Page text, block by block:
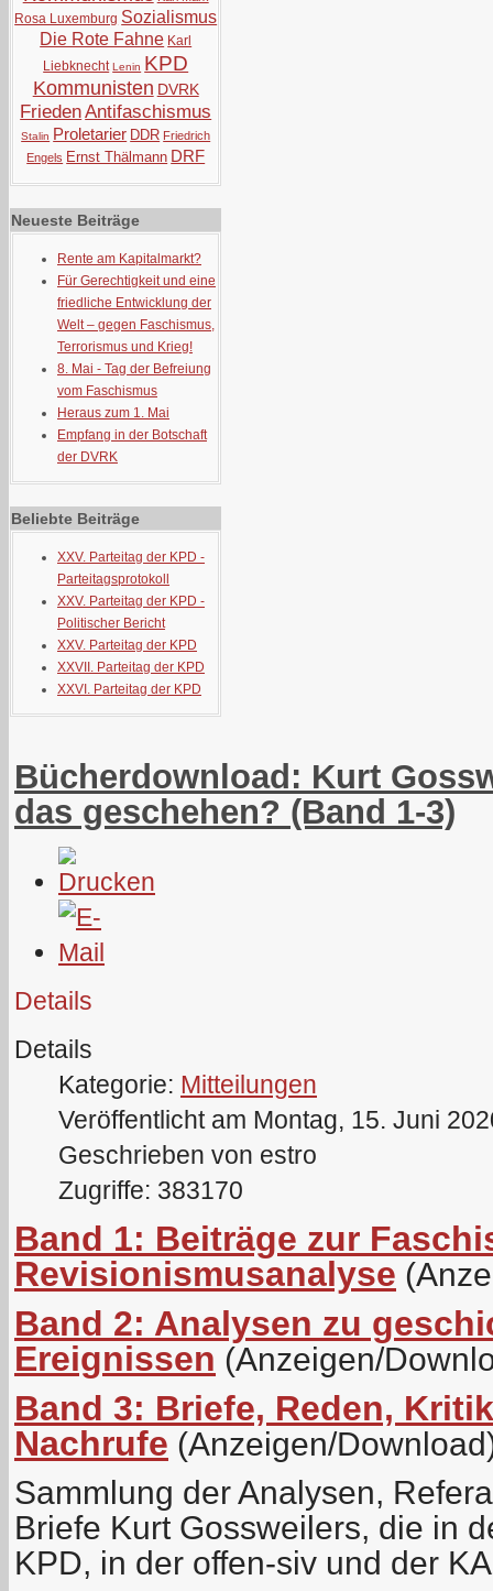
Rosa Luxemburg Sozialismus
Die Rote Fahne Karl
Liebknecht Lenin KPD
Kommunisten DVRK
FriedenAntifaschismus
Stalin Proletarier DDR Friedrich
Engels Ernst Thälmann DRF
Neueste Beiträge
Rente am Kapitalmarkt?
Für Gerechtigkeit und eine
friedliche Entwicklung der
Welt – gegen Faschismus,
Terrorismus und Krieg!
8. Mai - Tag der Befreiung
vom Faschismus
Heraus zum 1. Mai
Empfang in der Botschaft
der DVRK
Beliebte Beiträge
XXV. Parteitag der KPD -
Parteitagsprotokoll
XXV. Parteitag der KPD -
Politischer Bericht
XXV. Parteitag der KPD
XXVII. Parteitag der KPD
XXVI. Parteitag der KPD
Bücherdownload: Kurt
das geschehen? (Band 1-3)
Details
Details
Kategorie: Mitteilungen
Veröffentlicht am Montag, 15. Juni
Geschrieben von estro
Zugriffe: 383170
Band 1: Beiträge zur
Revisionismusanalyse
Band 2: Analysen zu
Ereignissen (Anzeigen/
Band 3: Briefe, Reden,
Nachrufe (Anzeigen/
Sammlung der Analysen,
Briefe Kurt Gossweilers, die in
KPD, in der offen-siv und der